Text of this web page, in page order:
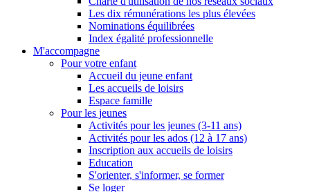
Les dix rémunérations les plus élevées
Nominations équilibrées
Index égalité professionnelle
M'accompagne
Pour votre enfant
Accueil du jeune enfant
Les accueils de loisirs
Espace famille
Pour les jeunes
Activités pour les jeunes (3-11 ans)
Activités pour les ados (12 à 17 ans)
Inscription aux accueils de loisirs
Education
S'orienter, s'informer, se former
Se loger